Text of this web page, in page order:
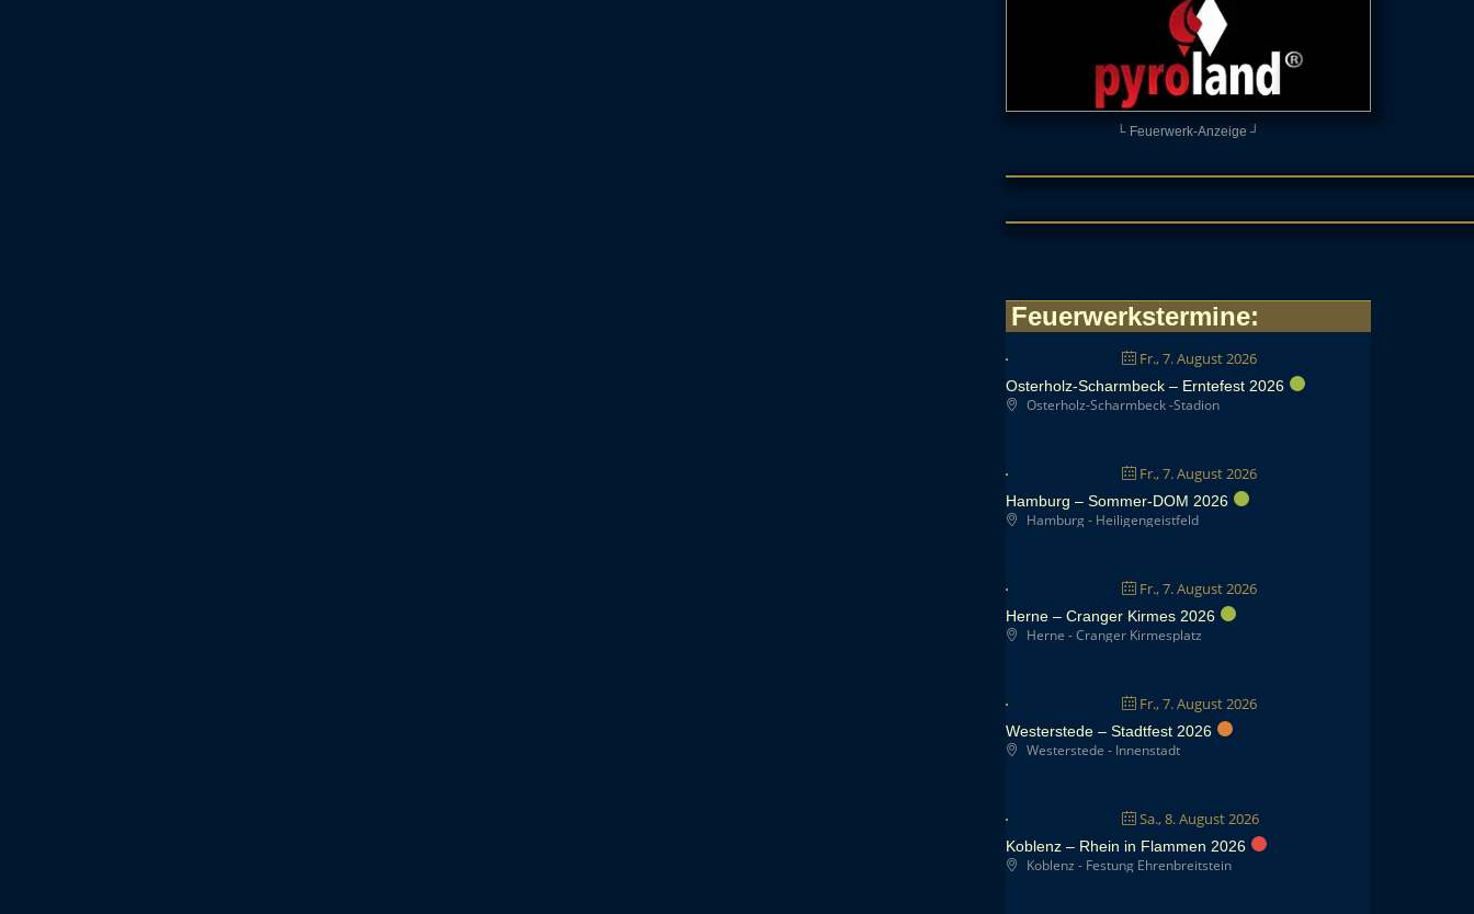
└ Feuerwerk-Anzeige ┘
Feuerwerkstermine:
Fr., 7. August 2026
Osterholz-Scharmbeck – Erntefest 2026
Osterholz-Scharmbeck -Stadion
Fr., 7. August 2026
Hamburg – Sommer-DOM 2026
Hamburg - Heiligengeistfeld
Fr., 7. August 2026
Herne – Cranger Kirmes 2026
Herne - Cranger Kirmesplatz
Fr., 7. August 2026
Westerstede – Stadtfest 2026
Westerstede - Innenstadt
Sa., 8. August 2026
Koblenz – Rhein in Flammen 2026
Koblenz - Festung Ehrenbreitstein